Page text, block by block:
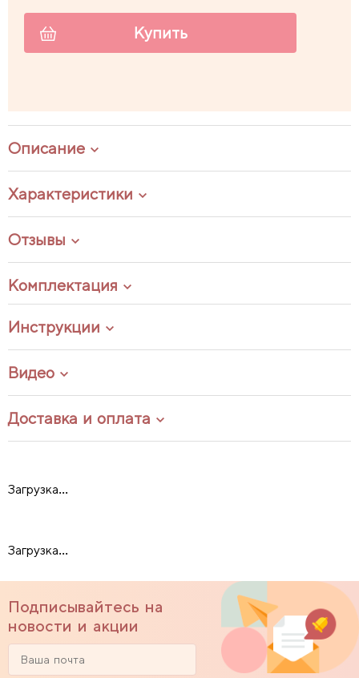
Купить
Описание
Характеристики
Отзывы
Комплектация
Инструкции
Видео
Доставка и оплата
Загрузка...
Загрузка...
Подписывайтесь на
новости и акции